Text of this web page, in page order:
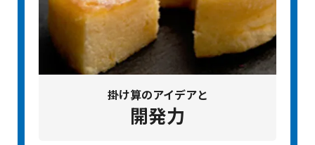
掛け算のアイデアと
開発力